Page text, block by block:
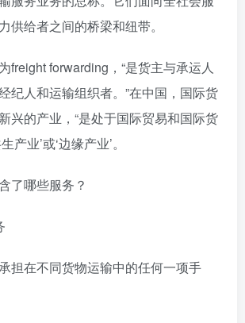
供给者之间的桥梁和纽带。
freight forwarding，“是货主与承运人
纪人和运输组织者。”在中国，国际货
兴的产业，“是处于国际贸易和国际货
产业’或‘边缘产业’。
了哪些服务？
担在不同货物运输中的任何一项手